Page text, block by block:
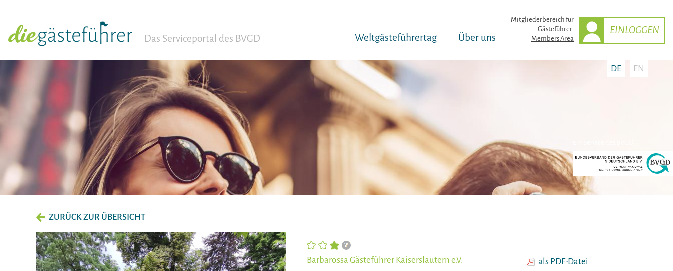
Das Serviceportal des BVGD Weltgäst­eführertag Über uns
Mitglieder­bereich für
Gästeführer:
Members Area
EINLOGGEN
DE EN
ZURÜCK ZUR ÜBERSICHT
als PDF-Datei
Barbarossa Gästeführer Kaiserslautern e.V.